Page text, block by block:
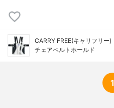
CARRY FREE(キャリフリー)
チェアベルトホールド
1